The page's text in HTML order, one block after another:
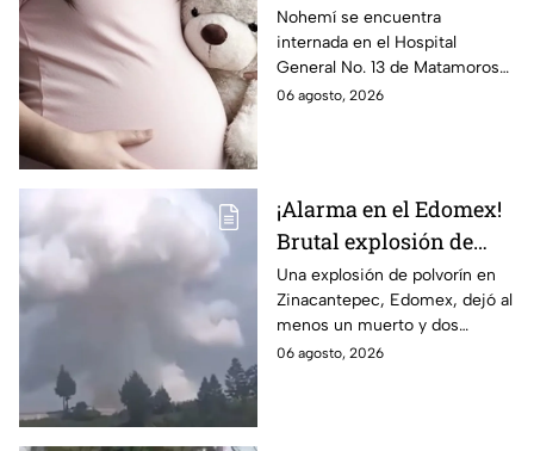
Matamoros,
Tamaulipas; ¿qué pasó
con Nohemí?
Nohemí se encuentra
internada en el Hospital
General No. 13 de Matamoros
tras complicaciones por un
06 agosto, 2026
¡Alarma en el Edomex!
Brutal explosión de
polvorín en Santa
María del Monte,
Zinacantepec; reportan
al menos un muerto y
Una explosión de polvorín en
Zinacantepec, Edomex, dejó al
menos un muerto y dos
heridos; autoridades atiende la
06 agosto, 2026